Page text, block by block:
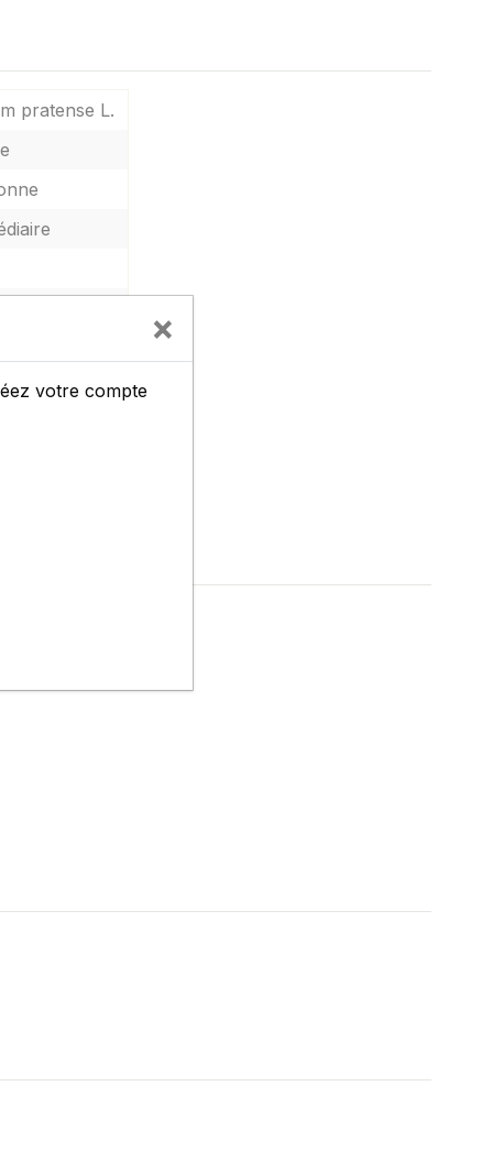
pratense L.
×
votre compte